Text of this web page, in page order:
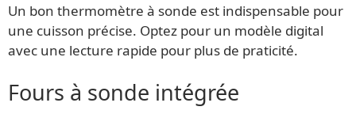
Un bon thermomètre à sonde est indispensable pour
une cuisson précise. Optez pour un modèle digital
avec une lecture rapide pour plus de praticité.
Fours à sonde intégrée